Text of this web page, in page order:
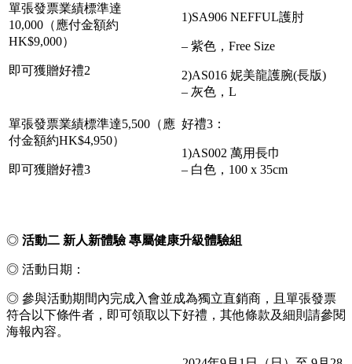
單張發票業績標準達
10,000（應付金額約
HK$9,000）
即可獲贈好禮2
1)SA906 NEFFUL護肘
– 紫色，Free Size
2)AS016 妮美龍護腕(長版)
– 灰色，L
單張發票業績標準達5,500（應
付金額約HK$4,950）
即可獲贈好禮3
好禮3：
1)AS002 萬用長巾
– 白色，100 x 35cm
◎ 活動二 新人新體驗 專屬健康升級體驗組
◎ 活動日期：
◎ 參與活動期間內完成入會並成為獨立直銷商，且單張發票
符合以下條件者，即可領取以下好禮，其他條款及細則請參閱
海報內容。